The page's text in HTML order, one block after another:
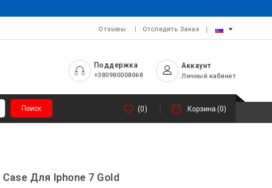
Отзывы Отследить Заказ
Аккаунт
Личный кабинет
Поддержка
+380980008068
Поиск (0) Корзина(0)
Для Iphone 7 Gold